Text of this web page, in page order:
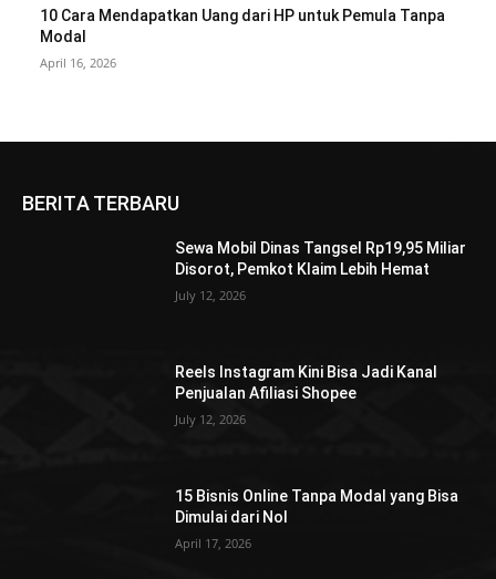
10 Cara Mendapatkan Uang dari HP untuk Pemula Tanpa
Modal
April 16, 2026
BERITA TERBARU
Sewa Mobil Dinas Tangsel Rp19,95 Miliar
Disorot, Pemkot Klaim Lebih Hemat
July 12, 2026
Reels Instagram Kini Bisa Jadi Kanal
Penjualan Afiliasi Shopee
July 12, 2026
15 Bisnis Online Tanpa Modal yang Bisa
Dimulai dari Nol
April 17, 2026